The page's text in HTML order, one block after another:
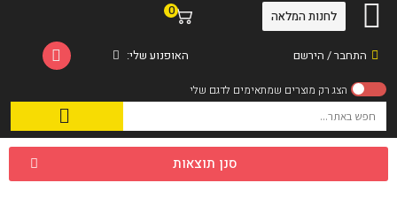
התחבר / הירשם
0
האופנוע שלי:
לחנות המלאה
סנן תוצאות